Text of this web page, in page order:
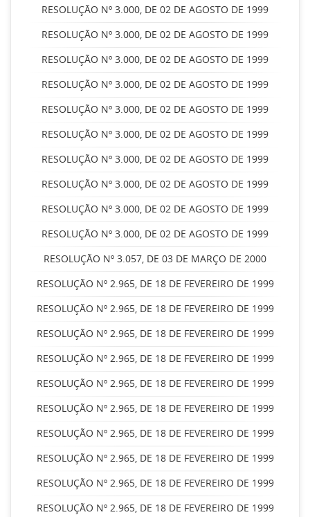
RESOLUÇÃO Nº 3.000, DE 02 DE AGOSTO DE 1999
RESOLUÇÃO Nº 3.000, DE 02 DE AGOSTO DE 1999
RESOLUÇÃO Nº 3.000, DE 02 DE AGOSTO DE 1999
RESOLUÇÃO Nº 3.000, DE 02 DE AGOSTO DE 1999
RESOLUÇÃO Nº 3.000, DE 02 DE AGOSTO DE 1999
RESOLUÇÃO Nº 3.000, DE 02 DE AGOSTO DE 1999
RESOLUÇÃO Nº 3.000, DE 02 DE AGOSTO DE 1999
RESOLUÇÃO Nº 3.000, DE 02 DE AGOSTO DE 1999
RESOLUÇÃO Nº 3.000, DE 02 DE AGOSTO DE 1999
RESOLUÇÃO Nº 3.000, DE 02 DE AGOSTO DE 1999
RESOLUÇÃO Nº 3.057, DE 03 DE MARÇO DE 2000
RESOLUÇÃO Nº 2.965, DE 18 DE FEVEREIRO DE 1999
RESOLUÇÃO Nº 2.965, DE 18 DE FEVEREIRO DE 1999
RESOLUÇÃO Nº 2.965, DE 18 DE FEVEREIRO DE 1999
RESOLUÇÃO Nº 2.965, DE 18 DE FEVEREIRO DE 1999
RESOLUÇÃO Nº 2.965, DE 18 DE FEVEREIRO DE 1999
RESOLUÇÃO Nº 2.965, DE 18 DE FEVEREIRO DE 1999
RESOLUÇÃO Nº 2.965, DE 18 DE FEVEREIRO DE 1999
RESOLUÇÃO Nº 2.965, DE 18 DE FEVEREIRO DE 1999
RESOLUÇÃO Nº 2.965, DE 18 DE FEVEREIRO DE 1999
RESOLUÇÃO Nº 2.965, DE 18 DE FEVEREIRO DE 1999